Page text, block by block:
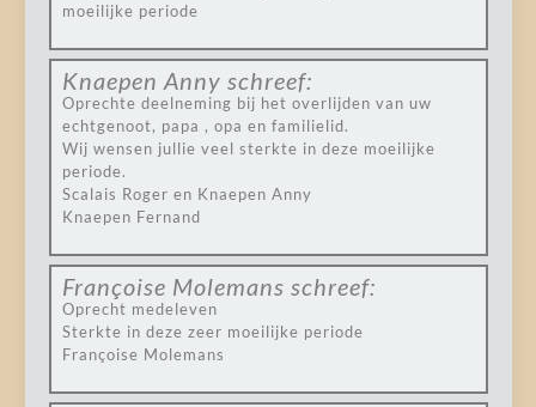
moeilijke periode
Knaepen Anny schreef:
Oprechte deelneming bij het overlijden van uw
echtgenoot, papa , opa en familielid.
Wij wensen jullie veel sterkte in deze moeilijke
periode.
Scalais Roger en Knaepen Anny
Knaepen Fernand
Françoise Molemans schreef:
Oprecht medeleven
Sterkte in deze zeer moeilijke periode
Françoise Molemans